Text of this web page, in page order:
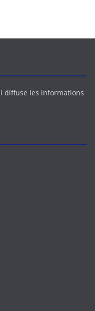
diffuse les informations